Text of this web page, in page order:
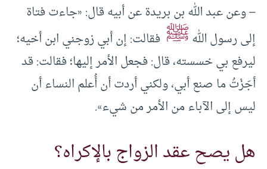
– وعن عبد الله بن بريدة عن أبيه قال: «جاءت فتاة
إلى رسول اللهﷺ فقالت: إن أبي زوجني ابن أخيه؛
ليرفع بي خسسته، قال: فجعل الأمر إليها؛ فقالت: قد
أجَزْتُ ما صنع أبي، ولكني أردت أن أُعلم النساء أن
ليس إلى الآباء من الأمر من شيء».
هل يصح عقد الزواج بالإكراه؟